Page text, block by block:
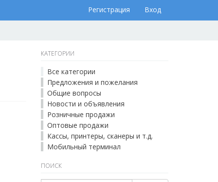
Регистрация Вход
КАТЕГОРИИ
Все категории
Предложения и пожелания
Общие вопросы
Новости и объявления
Розничные продажи
Оптовые продажи
Кассы, принтеры, сканеры и т.д.
Мобильный терминал
ПОИСК